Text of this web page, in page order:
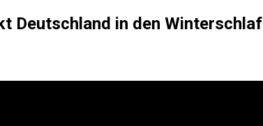
Deutschland in den Winterschlaf